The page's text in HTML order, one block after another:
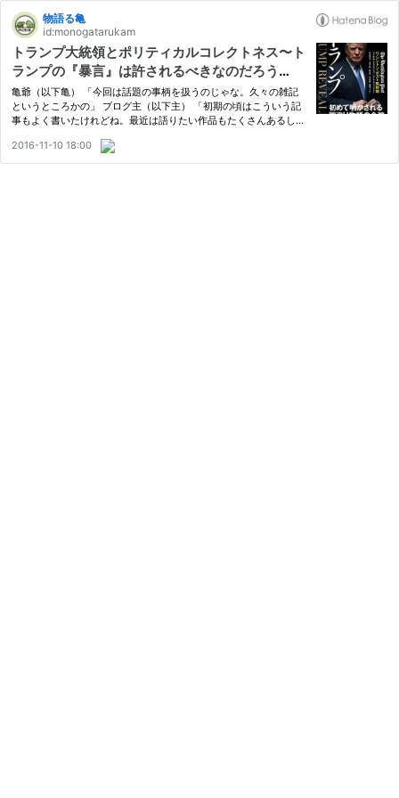
物語る亀
id:monogatarukam
トランプ大統領とポリティカルコレクトネス〜ト
ランプの『暴言』は許されるべきなのだろう
か？〜
亀爺（以下亀） 「今回は話題の事柄を扱うのじゃな。久々の雑記
というところかの」 ブログ主（以下主） 「初期の頃はこういう記
事もよく書いたけれどね。最近は語りたい作品もたくさんあるし、
今回はすごく関心のあることだから書いてみた」 亀「1日遅いが
の…
2016-11-10 18:00